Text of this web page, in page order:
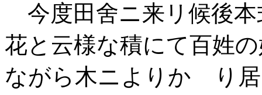
今度田舍ニ来リ候後
花と云様な積にて百姓
ながら木ニよりかゝり